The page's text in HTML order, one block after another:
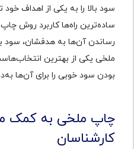
سود بالا را به یکی از اهداف خود
ساده‌ترین راه‌ها کاربرد روش
رساندن آن‌ها به هدفشان، سود
ملخی یکی از بهترین
بودن سود خوبی را برای آن‌ها
چاپ ملخی به کمک
کارشناسان